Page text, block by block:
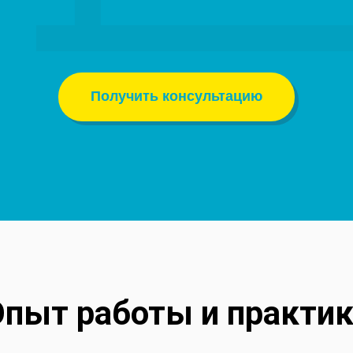
Получить консультацию
работы и